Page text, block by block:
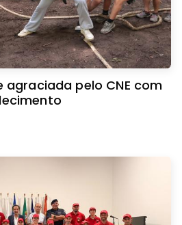
pelo CNE com